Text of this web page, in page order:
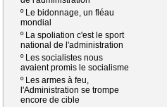
º Le bidonnage, un fléau
mondial
º La spoliation c'est le sport
national de l'administration
º Les socialistes nous
avaient promis le socialisme
º Les armes à feu,
l'Administration se trompe
encore de cible